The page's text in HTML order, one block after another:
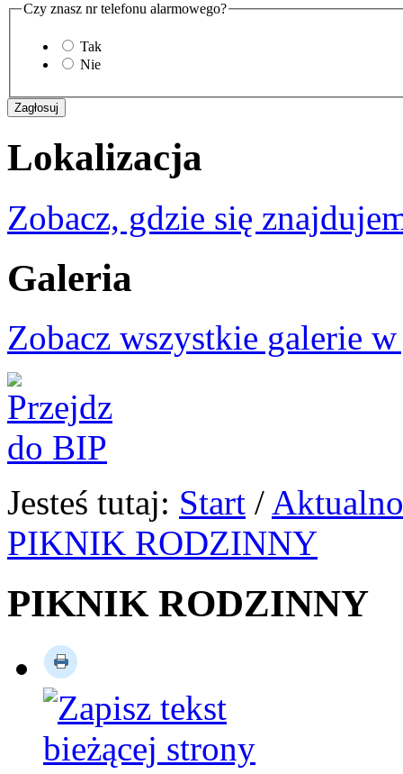
Czy znasz nr telefonu alarmowego?
Tak
Nie
Lokalizacja
Zobacz, gdzie się
Galeria
Zobacz wszystkie galerie
Jesteś tutaj: Start /
PIKNIK RODZINNY
PIKNIK RODZINNY